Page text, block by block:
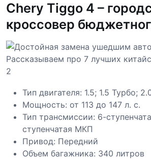
Chery Tiggo 4 –
кроссовер
Тип двигателя: 1.5; 1.5 Турбо;
Мощность: от 113 до 147 л. с.
Тип трансмиссии: 6-
ступенчатая МКП
Привод: Передний
Объем багажника: 340 литров